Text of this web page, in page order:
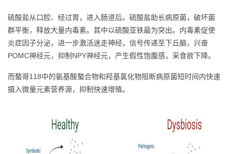
硫酸盐从口腔、经过胃，进入肠道后。硫酸盐助长病原菌，破坏菌
群平衡，释放大量内毒素。其中以硫酸亚铁最为突出。内毒素促使
炎症因子分泌，进一步激活迷走神经，信号传递至下丘脑，兴奋
POMC神经元，抑制NPY神经元，产生假性饱腹感，采食欲下降。
而螯哥118中的氨基酸螯合物和羟基氯化物阻断病原菌短时间内快速
摄入微量元素营养源，抑制快速增殖。